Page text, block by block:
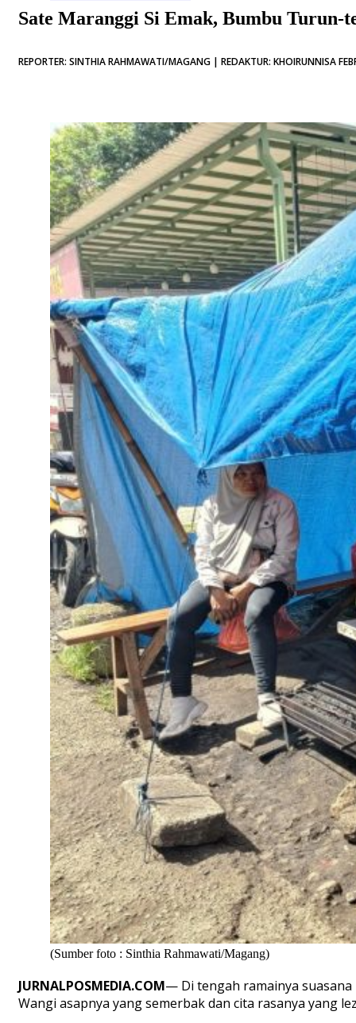
Sate Maranggi Si Emak, Bumbu Turun-
REPORTER: SINTHIA RAHMAWATI/MAGANG | REDAKTUR: KHOIRUNNISA
(Sumber foto : Sinthia Rahmawati/Magang)
JURNALPOSMEDIA.COM— Di tengah ramainya suasana
Wangi asapnya yang semerbak dan cita rasanya yang